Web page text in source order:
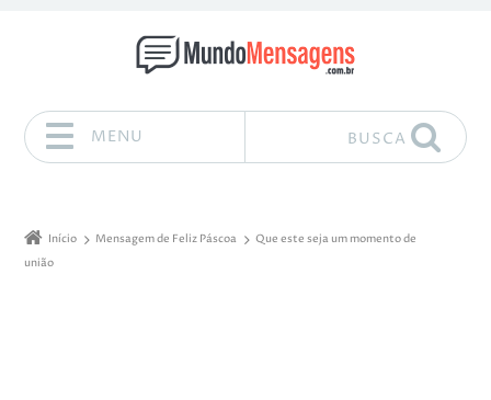
MENU BUSCA
Início Mensagem de Feliz Páscoa
Que este seja um momento de
união